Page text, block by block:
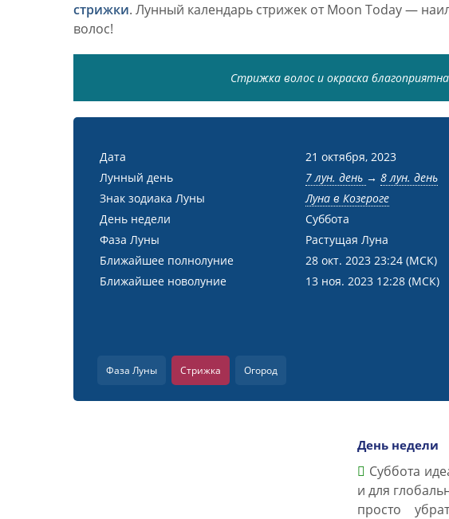
стрижки. Лунный календарь стрижек от Moon Today —
волос!
Стрижка волос и окраска
Дата
21 октября, 2023
Лунный день
7 лун. день → 8 лун. день
Знак зодиака Луны
Луна в Козероге
День недели
Суббота
Фаза Луны
Растущая Луна
Ближайшее полнолуние
28 окт. 2023 23:24 (МСК)
Ближайшее новолуние
13 ноя. 2023 12:28 (МСК)
Фаза Луны Стрижка Огород
День недели
Суббота
и для
просто